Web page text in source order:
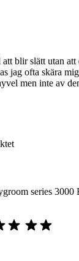
blir slätt utan att
jag ofta skära
men inte av
series 3000